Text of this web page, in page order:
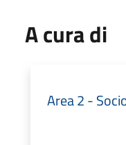
A cura di
Area 2 -